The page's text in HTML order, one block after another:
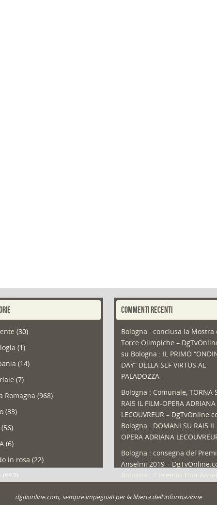
(30)
(1)
(14)
(7)
Romagna (968)
(33)
(6)
in rosa (22)
(992)
COMMENTI RECENTI
Bologna : conclusa la Mostra
Torce Olimpiche –
su Bologna : IL PRIMO
DAY” DELLA SEF VIRTUS AL
PALADOZZA
Bologna : Comunale, TORNA
RAI5 IL FILM-OPERA ADRIANA
LECOUVREUR –
Bologna : DOMANI SU RAI5 IL
OPERA ADRIANA
Bologna : consegna del
Anselmi 2019 –
dgtvonline.com, sempre impegnati per la liberta dell'informazione